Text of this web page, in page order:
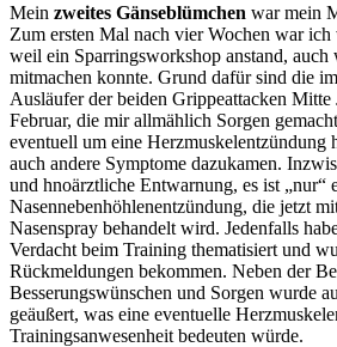
Mein zweites Gänseblümchen war mein
Zum ersten Mal nach vier Wochen war
weil ein Sparringsworkshop anstand,
mitmachen konnte. Grund dafür sind die
Ausläufer der beiden Grippeattacken Mitte
Februar, die mir allmählich Sorgen
eventuell um eine Herzmuskelentzündung
auch andere Symptome dazukamen.
und hnoärztliche Entwarnung, es ist „nur“
Nasennebenhöhlenentzündung, die jetzt
Nasenspray behandelt wird. Jedenfalls
Verdacht beim Training thematisiert und
Rückmeldungen bekommen. Neben der
Besserungswünschen und Sorgen wurde
geäußert, was eine eventuelle
Trainingsanwesenheit bedeuten würde.